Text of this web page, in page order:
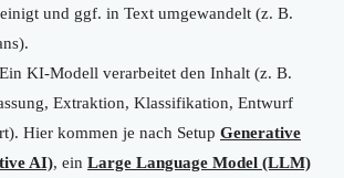
und ggf. in Text umgewandelt (z. B.
Ein KI-Modell verarbeitet den Inhalt (z. B.
Extraktion, Klassifikation, Entwurf
Hier kommen je nach Setup Generative
AI), ein Large Language Model (LLM)